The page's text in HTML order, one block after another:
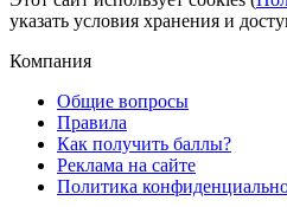
указать условия хранения и
Компания
Общие вопросы
Правила
Как получить баллы?
Реклама на сайте
Политика